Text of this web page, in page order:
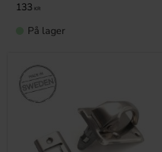
133 KR
På lager